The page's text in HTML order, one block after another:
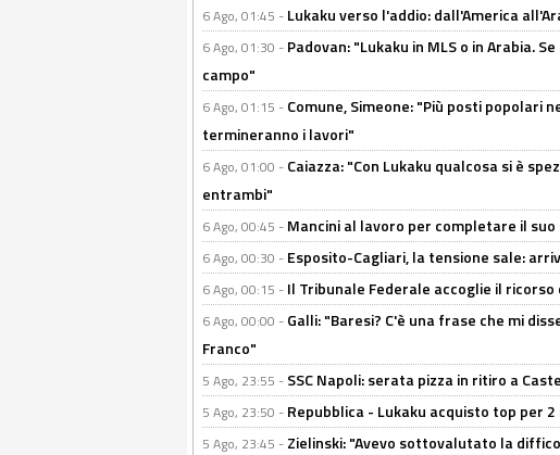
6 Ago, 01:45 - Lukaku verso l'addio: dall'America
6 Ago, 01:30 - Padovan: "Lukaku in MLS o in Arabia.
campo"
6 Ago, 01:15 - Comune, Simeone: "Più posti popolari
termineranno i lavori"
6 Ago, 01:00 - Caiazza: "Con Lukaku qualcosa si è
entrambi"
6 Ago, 00:45 - Mancini al lavoro per completare il
6 Ago, 00:30 - Esposito-Cagliari, la tensione sale:
6 Ago, 00:15 - Il Tribunale Federale accoglie il
6 Ago, 00:00 - Galli: "Baresi? C'è una frase che mi
Franco"
5 Ago, 23:55 - SSC Napoli: serata pizza in ritiro a
5 Ago, 23:50 - Repubblica - Lukaku acquisto top per
5 Ago, 23:45 - Zielinski: "Avevo sottovalutato la